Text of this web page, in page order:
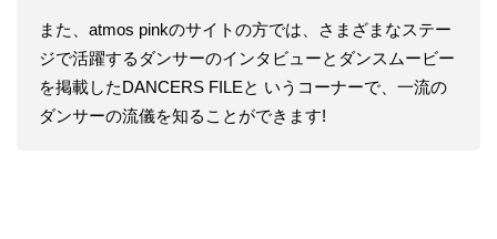
また、atmos pinkのサイトの方では、さまざまなステー
ジで活躍するダンサーのインタビューとダンスムービー
を掲載したDANCERS FILEと いうコーナーで、一流の
ダンサーの流儀を知ることができます!